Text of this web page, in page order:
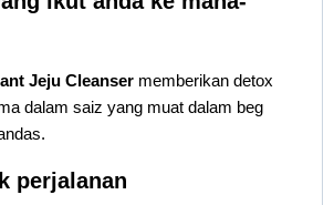
Jeju Cleanser memberikan detox
dalam saiz yang muat dalam beg
perjalanan